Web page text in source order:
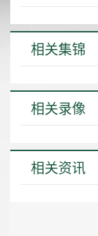
相关集锦
相关录像
相关资讯